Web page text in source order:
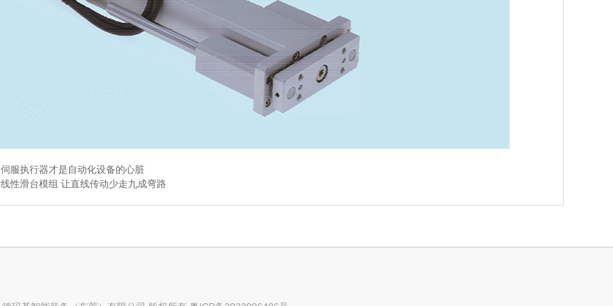
伺服执行器才是自动化设备的心脏
线性滑台模组 让直线传动少走九成弯路